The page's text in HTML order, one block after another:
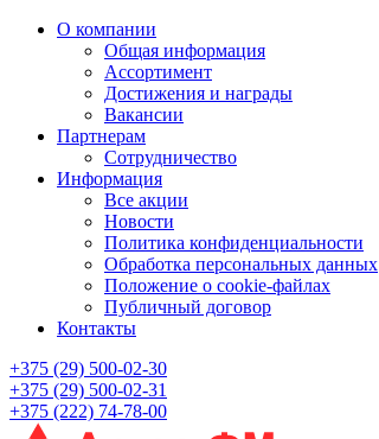
О компании
Общая информация
Ассортимент
Достижения и награды
Вакансии
Партнерам
Сотрудничество
Информация
Все акции
Новости
Политика конфиденциальности
Обработка персональных данных
Положение о cookie-файлах
Публичный договор
Контакты
+375 (29) 500-02-30
+375 (29) 500-02-31
+375 (222) 74-78-00